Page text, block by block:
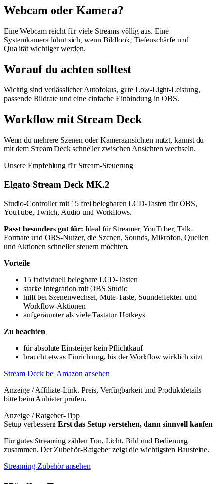
Webcam oder Kamera?
Eine Webcam reicht für viele Streams völlig aus. Eine
Systemkamera lohnt sich, wenn Bildlook, Tiefenschärfe und
Qualität wichtiger werden.
Worauf du achten solltest
Wichtig sind verlässlicher Autofokus, gute Low-Light-Leistung,
passende Bildrate und eine einfache Einbindung in OBS.
Workflow mit Stream Deck
Wenn du mehrere Szenen oder Kameraansichten nutzt, kannst du
mit dem Stream Deck schneller zwischen Ansichten wechseln.
Unsere Empfehlung für Stream-Steuerung
Elgato Stream Deck MK.2
Studio-Controller mit 15 frei belegbaren LCD-Tasten für OBS,
YouTube, Twitch, Audio und Workflows.
Passt besonders gut für: Ideal für Streamer, YouTuber, Talk-
Formate und OBS-Nutzer, die Szenen, Sounds, Mikrofon, Quellen
und Aktionen schneller steuern möchten.
Vorteile
15 individuell belegbare LCD-Tasten
starke Integration mit OBS Studio
hilft bei Szenenwechsel, Mute-Taste, Soundeffekten und
Workflow-Aktionen
aufgeräumter als viele Tastatur-Hotkeys
Zu beachten
für absolute Einsteiger kein Pflichtkauf
braucht etwas Einrichtung, bis der Workflow wirklich sitzt
Stream Deck bei Amazon ansehen
Anzeige / Affiliate-Link. Preis, Verfügbarkeit und Produktdetails
bitte beim Anbieter prüfen.
Anzeige / Ratgeber-Tipp
Setup verbessern Erst das Setup verstehen, dann sinnvoll kaufen
Für gutes Streaming zählen Ton, Licht, Bild und Bedienung
zusammen. Der Zubehör-Ratgeber zeigt die wichtigsten Bausteine.
Streaming-Zubehör ansehen